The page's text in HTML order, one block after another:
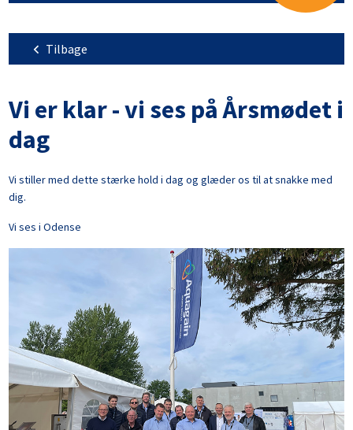
Tilbage
Vi er klar - vi ses på Årsmødet i
dag
Vi stiller med dette stærke hold i dag og glæder os til at snakke med
dig.
Vi ses i Odense